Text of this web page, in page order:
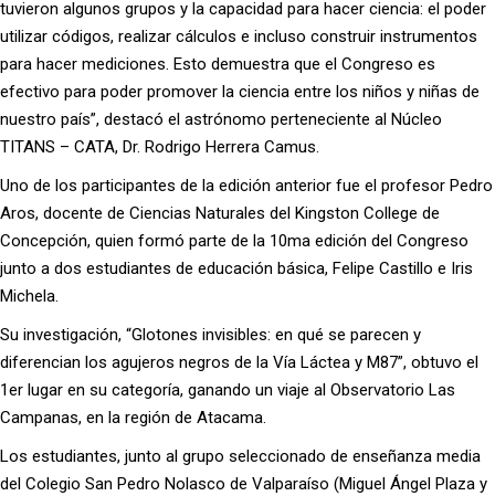
tuvieron algunos grupos y la capacidad para hacer ciencia: el poder
utilizar códigos, realizar cálculos e incluso construir instrumentos
para hacer mediciones. Esto demuestra que el Congreso es
efectivo para poder promover la ciencia entre los niños y niñas de
nuestro país”, destacó el astrónomo perteneciente al Núcleo
TITANS – CATA, Dr. Rodrigo Herrera Camus.
Uno de los participantes de la edición anterior fue el profesor Pedro
Aros, docente de Ciencias Naturales del Kingston College de
Concepción, quien formó parte de la 10ma edición del Congreso
junto a dos estudiantes de educación básica, Felipe Castillo e Iris
Michela.
Su investigación, “Glotones invisibles: en qué se parecen y
diferencian los agujeros negros de la Vía Láctea y M87”, obtuvo el
1er lugar en su categoría, ganando un viaje al Observatorio Las
Campanas, en la región de Atacama.
Los estudiantes, junto al grupo seleccionado de enseñanza media
del Colegio San Pedro Nolasco de Valparaíso (Miguel Ángel Plaza y